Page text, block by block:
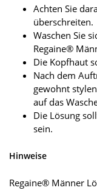
Achten Sie
überschreiten.
Waschen Sie
Regaine®
Die Kopfhaut
Nach dem
gewohnt
auf das
Die Lösung
sein.
Hinweise
Regaine® Männer